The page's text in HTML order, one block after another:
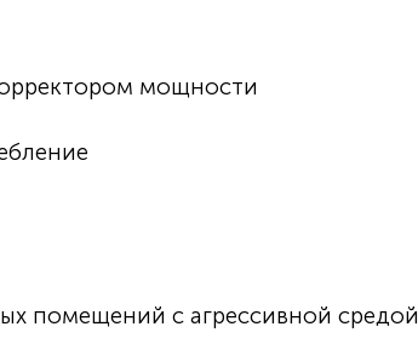
мощности
помещений с агрессивной средой